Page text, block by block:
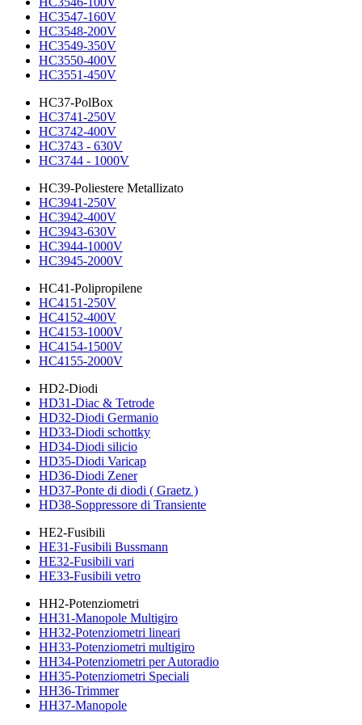
HC3547-160V
HC3548-200V
HC3549-350V
HC3550-400V
HC3551-450V
HC37-PolBox
HC3741-250V
HC3742-400V
HC3743 - 630V
HC3744 - 1000V
HC39-Poliestere Metallizato
HC3941-250V
HC3942-400V
HC3943-630V
HC3944-1000V
HC3945-2000V
HC41-Polipropilene
HC4151-250V
HC4152-400V
HC4153-1000V
HC4154-1500V
HC4155-2000V
HD2-Diodi
HD31-Diac & Tetrode
HD32-Diodi Germanio
HD33-Diodi schottky
HD34-Diodi silicio
HD35-Diodi Varicap
HD36-Diodi Zener
HD37-Ponte di diodi ( Graetz )
HD38-Soppressore di Transiente
HE2-Fusibili
HE31-Fusibili Bussmann
HE32-Fusibili vari
HE33-Fusibili vetro
HH2-Potenziometri
HH31-Manopole Multigiro
HH32-Potenziometri lineari
HH33-Potenziometri multigiro
HH34-Potenziometri per Autoradio
HH35-Potenziometri Speciali
HH36-Trimmer
HH37-Manopole